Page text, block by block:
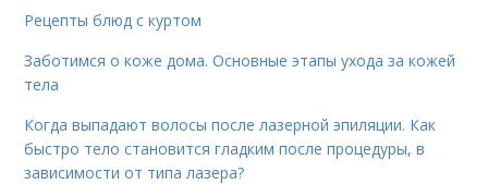
Рецепты блюд с куртом
Заботимся о коже дома. Основные этапы ухода за кожей
тела
Когда выпадают волосы после лазерной эпиляции. Как
быстро тело становится гладким после процедуры, в
зависимости от типа лазера?